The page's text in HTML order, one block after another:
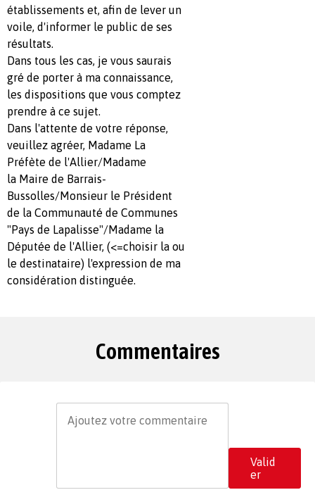
établissements et, afin de lever un
voile, d'informer le public de ses
résultats.
Dans tous les cas, je vous saurais
gré de porter à ma connaissance,
les dispositions que vous comptez
prendre à ce sujet.
Dans l'attente de votre réponse,
veuillez agréer, Madame La
Préfète de l'Allier/Madame
la Maire de Barrais-
Bussolles/Monsieur le Président
de la Communauté de Communes
"Pays de Lapalisse"/Madame la
Députée de l'Allier, (<=choisir la ou
le destinataire) l'expression de ma
considération distinguée.
Commentaires
Valid
er